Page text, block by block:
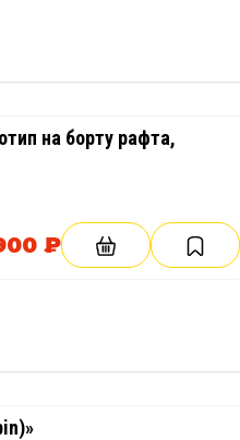
на борту рафта,
₽